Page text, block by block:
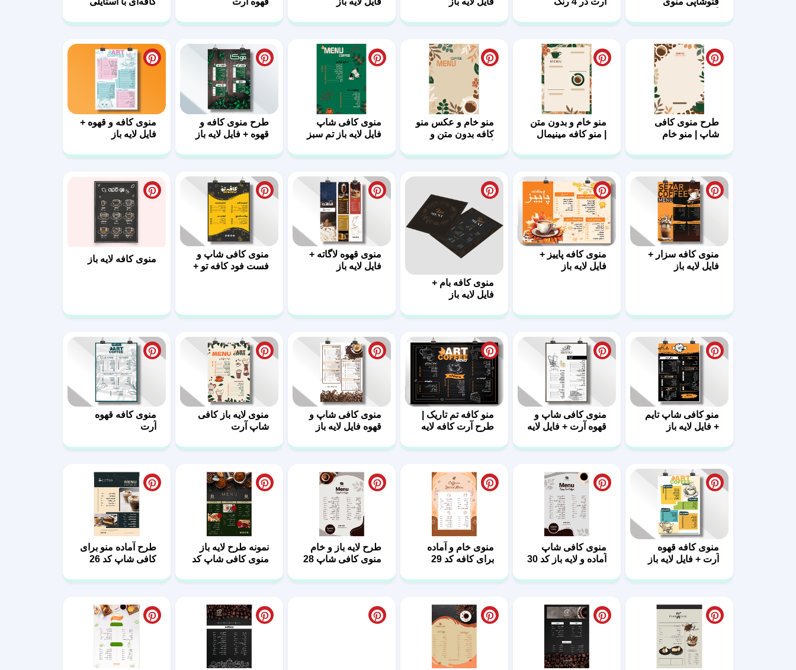
طرح منوی کافی‌
شاپ | منو خام
منو خام و بدون متن
| منو کافه مینیمال
منو خام و عکس منو
کافه بدون متن و
منوی کافی شاپ
فایل لایه باز تم سبز
طرح منوی کافه و
قهوه + فایل لایه باز
منوی کافه و قهوه +
فایل لایه باز
منوی کافه سزار +
فایل لایه باز
منوی کافه پاییز +
فایل لایه باز
منوی کافه بام +
فایل لایه باز
منوی قهوه لاگاته +
فایل لایه باز
منوی کافی شاپ و
فست فود کافه تو +
منوی کافه لایه باز
منو کافی شاپ تایم
+ فایل لایه باز
منوی کافی شاپ و
قهوه آرت + فایل لایه
منو کافه تم تاریک |
طرح آرت کافه لایه
آماده چاپ
منوی کافی شاپ و
قهوه فایل لایه باز
منوی لایه باز کافی
شاپ آرت
منوی کافه قهوه
آرت
منوی کافه قهوه
آرت + فایل لایه باز
منوی کافی شاپ
آماده و لایه باز کد 30
منوی خام و آماده
برای کافه کد 29
طرح لایه باز و خام
منوی کافی شاپ 28
نمونه طرح لایه باز
منوی کافی شاپ کد
طرح آماده منو برای
کافی شاپ کد 26